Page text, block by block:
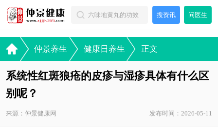
搜资讯 问医生
仲景养生 健康日养生 正文
系统性红斑狼疮的皮疹与湿疹具体有什么区
别呢？
来源：仲景健康网 发布时间：2026-05-11